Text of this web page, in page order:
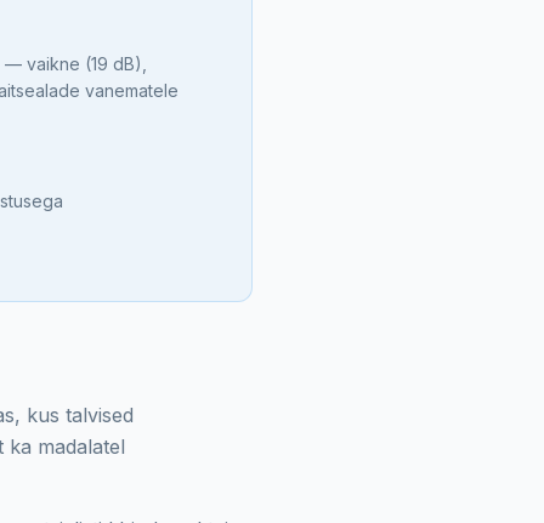
vaikne (19 dB),
vanematele
kus talvised
ka madalatel